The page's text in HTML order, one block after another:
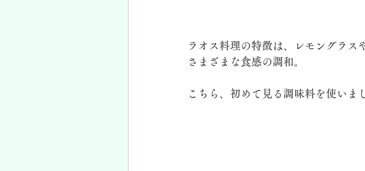
ラオス料理の特徴は、レモングラス
さまざまな食感の調和。
こちら、初めて見る調味料を使いま